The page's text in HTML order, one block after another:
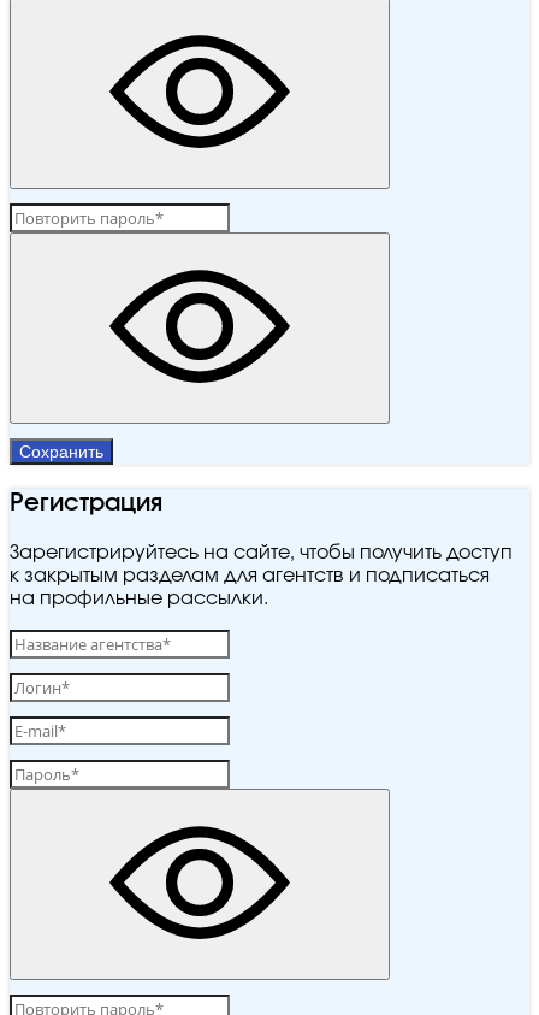
Сохранить
Регистрация
Зарегистрируйтесь на сайте, чтобы получить доступ
к закрытым разделам для агентств и подписаться
на профильные рассылки.